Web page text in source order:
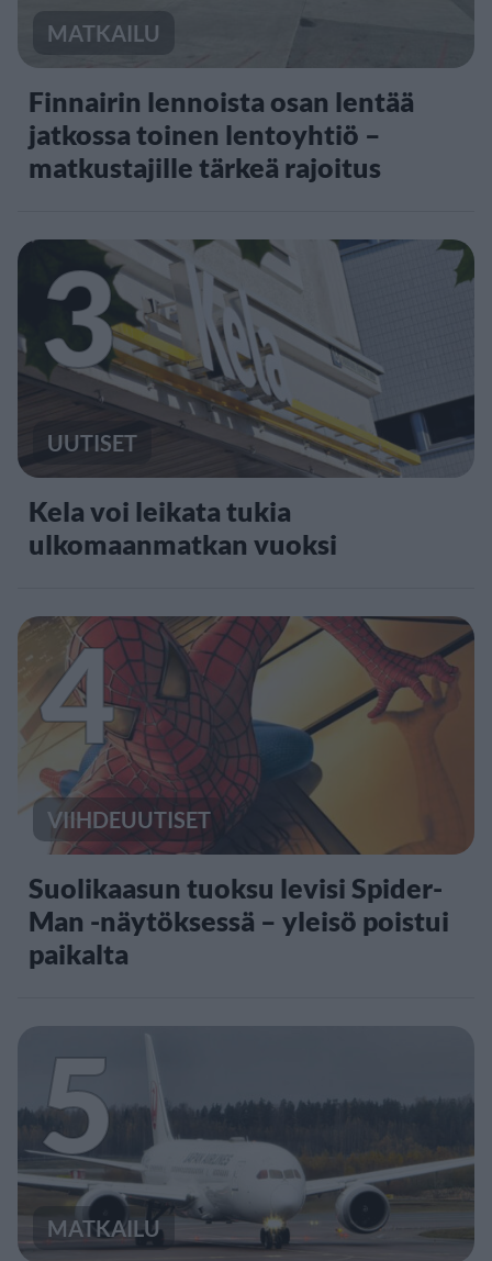
MATKAILU
Finnairin lennoista osan lentää
jatkossa toinen lentoyhtiö –
matkustajille tärkeä rajoitus
3
UUTISET
Kela voi leikata tukia
ulkomaanmatkan vuoksi
4
VIIHDEUUTISET
Suolikaasun tuoksu levisi Spider-
Man -näytöksessä – yleisö poistui
paikalta
5
MATKAILU